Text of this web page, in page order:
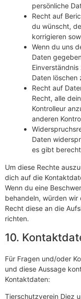
persönliche
Recht auf
du wünscht,
korrigieren
Wenn du uns
Daten
Daten löschen
Recht auf
Recht, alle
Kontrolleur
anderen
Daten
es gibt
Um diese Rechte
dich auf die
Wenn du eine
behandeln, würden
Recht diese an die
richten.
10.
Für Fragen und/oder
und diese Aussage
Kontaktdaten:
Tierschutzverein Diez